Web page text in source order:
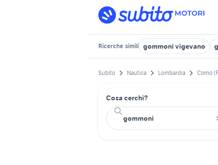
Ricerche simili gommoni vigevano
Subito Nautica Lombardia Como
Cosa cerchi?